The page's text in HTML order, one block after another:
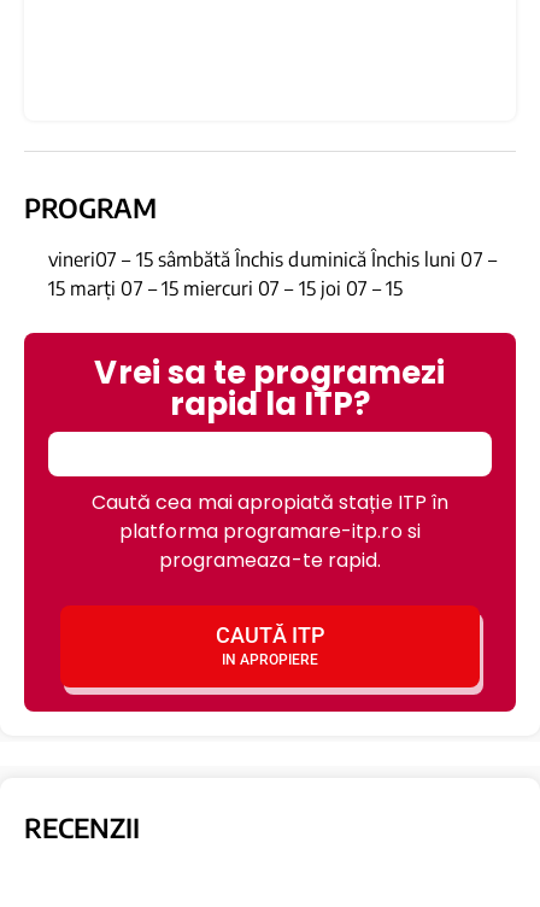
PROGRAM
vineri07 – 15 sâmbătă Închis duminică Închis luni 07 –
15 marți 07 – 15 miercuri 07 – 15 joi 07 – 15
Vrei sa te programezi
rapid la ITP?
Caută cea mai apropiată stație ITP în
platforma programare-itp.ro si
programeaza-te rapid.
CAUTĂ ITP
IN APROPIERE
RECENZII